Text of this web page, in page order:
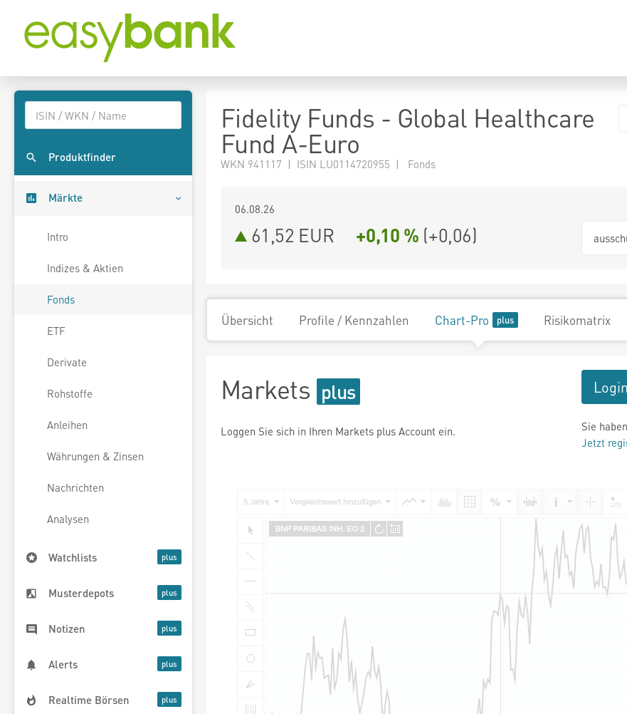
Produktfinder
Märkte
Intro
Indizes & Aktien
Fonds
ETF
Derivate
Rohstoffe
Anleihen
Währungen & Zinsen
Nachrichten
Analysen
Watchlists
Musterdepots
Notizen
Alerts
Realtime Börsen
Fidelity Funds - Global Healthcare
Fund A-Euro
WKN 941117 | ISIN LU0114720955 | Fonds
06.08.26
61,52 EUR +0,10 % (+0,06)
Übersicht Profile / Kennzahlen Chart-Pro Risikomatrix
Markets
Loggen Sie sich in Ihren Markets plus Account ein.
Login
Sie
Jetzt